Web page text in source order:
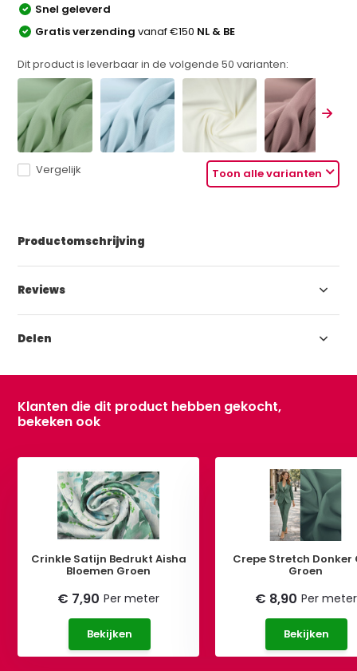
Snel geleverd
Gratis verzendingvanaf €150 NL & BE
Dit product is leverbaar in de volgende50 varianten:
Toon alle varianten
Vergelijk
Productomschrijving
Reviews
Delen
Klanten die dit product hebben gekocht,
bekeken ook
Crinkle Satijn Bedrukt Aisha
Bloemen Groen
€ 7,90 Per meter
Bekijken
Crepe Stretch Donker
Groen
€ 8,90 Per meter
Bekijken